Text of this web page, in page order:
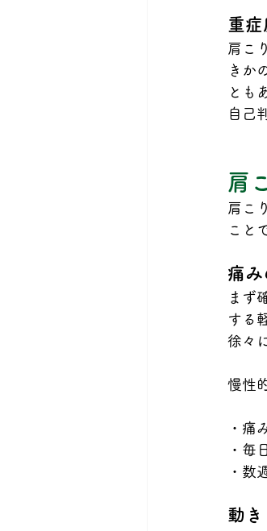
重
肩こ
きか
とも
自己
肩
肩こ
こと
痛み
まず
する
徐々
慢性
・痛
・毎
・数
動